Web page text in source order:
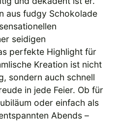
aus fudgy Schokolade
seidigen
perfekte Highlight für
Kreation ist nicht
sondern auch schnell
in jede Feier. Ob für
oder einfach als
Abends –